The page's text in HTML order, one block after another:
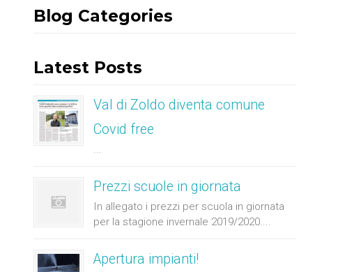
Blog Categories
Latest Posts
Val di Zoldo diventa comune
Covid free
...
Prezzi scuole in giornata
In allegato i prezzi per scuola in giornata
per la stagione invernale 2019/2020....
Apertura impianti!